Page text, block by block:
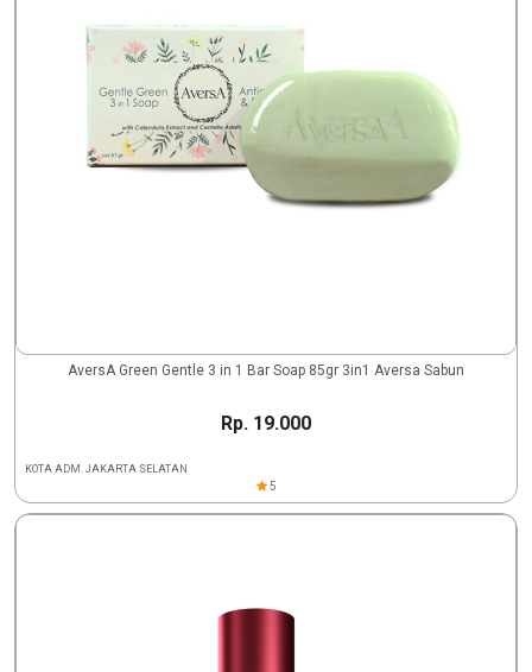
AversA Green Gentle 3 in 1 Bar Soap 85gr 3in1 Aversa Sabun
Rp. 19.000
KOTA ADM. JAKARTA SELATAN
5